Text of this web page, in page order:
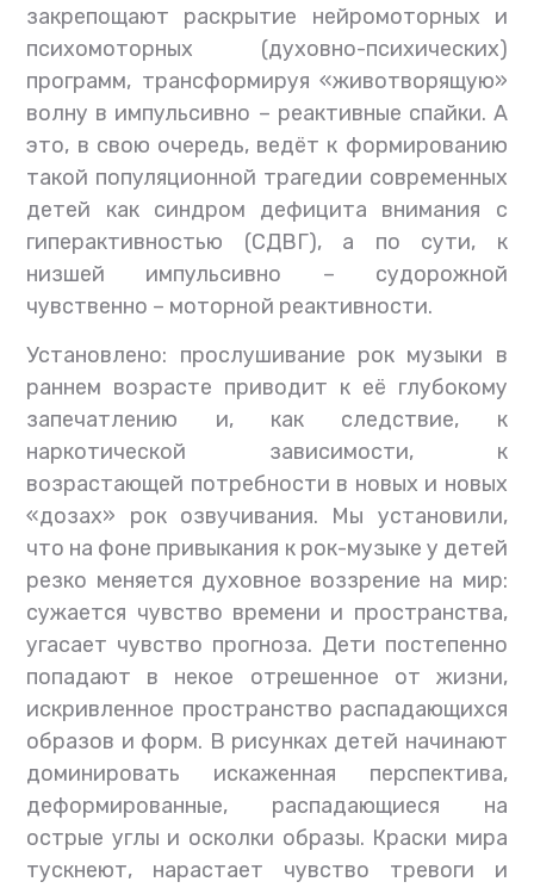
закрепощают раскрытие нейромоторных и
психомоторных (духовно-психических)
программ, трансформируя «животворящую»
волну в импульсивно – реактивные спайки. А
это, в свою очередь, ведёт к формированию
такой популяционной трагедии современных
детей как синдром дефицита внимания с
гиперактивностью (СДВГ), а по сути, к
низшей импульсивно – судорожной
чувственно – моторной реактивности.
Установлено: прослушивание рок музыки в
раннем возрасте приводит к её глубокому
запечатлению и, как следствие, к
наркотической зависимости, к
возрастающей потребности в новых и новых
«дозах» рок озвучивания. Мы установили,
что на фоне привыкания к рок-музыке у детей
резко меняется духовное воззрение на мир:
сужается чувство времени и пространства,
угасает чувство прогноза. Дети постепенно
попадают в некое отрешенное от жизни,
искривленное пространство распадающихся
образов и форм. В рисунках детей начинают
доминировать искаженная перспектива,
деформированные, распадающиеся на
острые углы и осколки образы. Краски мира
тускнеют, нарастает чувство тревоги и